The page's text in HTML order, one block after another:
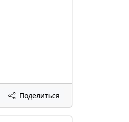
Поделиться